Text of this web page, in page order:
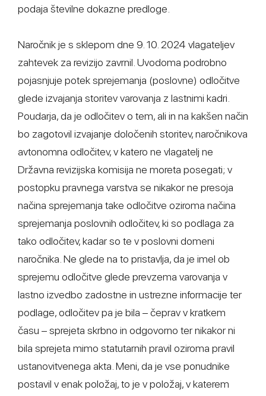
podaja številne dokazne predloge.
Naročnik je s sklepom dne 9. 10. 2024 vlagateljev
zahtevek za revizijo zavrnil. Uvodoma podrobno
pojasnjuje potek sprejemanja (poslovne) odločitve
glede izvajanja storitev varovanja z lastnimi kadri.
Poudarja, da je odločitev o tem, ali in na kakšen način
bo zagotovil izvajanje določenih storitev, naročnikova
avtonomna odločitev, v katero ne vlagatelj ne
Državna revizijska komisija ne moreta posegati; v
postopku pravnega varstva se nikakor ne presoja
načina sprejemanja take odločitve oziroma načina
sprejemanja poslovnih odločitev, ki so podlaga za
tako odločitev, kadar so te v poslovni domeni
naročnika. Ne glede na to pristavlja, da je imel ob
sprejemu odločitve glede prevzema varovanja v
lastno izvedbo zadostne in ustrezne informacije ter
podlage, odločitev pa je bila – čeprav v kratkem
času – sprejeta skrbno in odgovorno ter nikakor ni
bila sprejeta mimo statutarnih pravil oziroma pravil
ustanovitvenega akta. Meni, da je vse ponudnike
postavil v enak položaj, to je v položaj, v katerem